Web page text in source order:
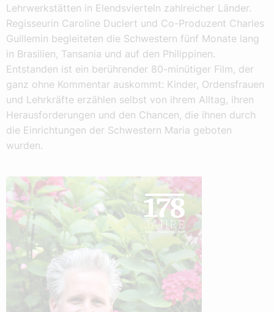
Lehrwerkstätten in Elendsvierteln zahlreicher Länder.
Regisseurin Caroline Duclert und Co-Produzent Charles
Guillemin begleiteten die Schwestern fünf Monate lang
in Brasilien, Tansania und auf den Philippinen.
Entstanden ist ein berührender 80-minütiger Film, der
ganz ohne Kommentar auskommt: Kinder, Ordensfrauen
und Lehrkräfte erzählen selbst von ihrem Alltag, ihren
Herausforderungen und den Chancen, die ihnen durch
die Einrichtungen der Schwestern Maria geboten
wurden.